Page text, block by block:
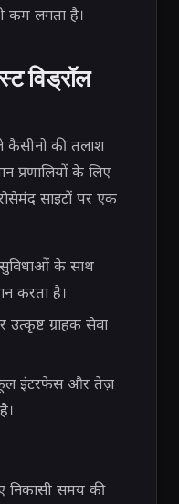
कम लगता है।
विड्रॉल
कैसीनो की तलाश
प्रणालियों के लिए
साइटों पर एक
के साथ
करता है।
ग्राहक सेवा
इंटरफेस और तेज़
निकासी समय की